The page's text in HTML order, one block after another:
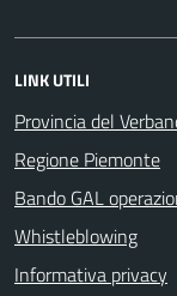
LINK UTILI
Provincia del
Regione Piemonte
Bando GAL
Whistleblowing
Informativa privacy